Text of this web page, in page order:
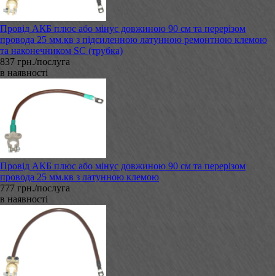
Провід АКБ плюс або мінус довжиною 90 см та перерізом
провода 25 мм.кв з підсиленною латунною ремонтною клемою
та наконечником SC (трубка)
837 грн./послуга
в наявності
Провід АКБ плюс або мінус довжиною 90 см та перерізом
провода 25 мм.кв з латунною клемою
777 грн./послуга
в наявності